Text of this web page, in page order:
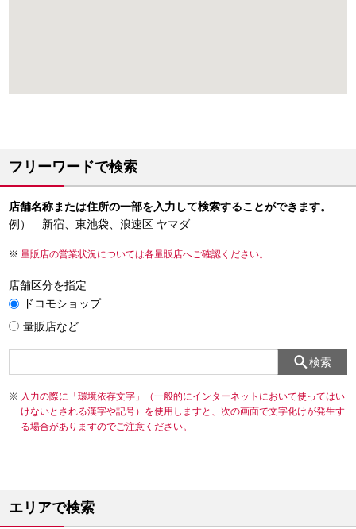
フリーワードで検索
店舗名称または住所の一部を入力して検索することができます。
例） 新宿、東池袋、浪速区 ヤマダ
量販店の営業状況については各量販店へご確認ください。
店舗区分を指定
ドコモショップ
量販店など
検索
入力の際に「環境依存文字」（一般的にインターネットにおいて使ってはい
けないとされる漢字や記号）を使用しますと、次の画面で文字化けが発生す
る場合がありますのでご注意ください。
エリアで検索